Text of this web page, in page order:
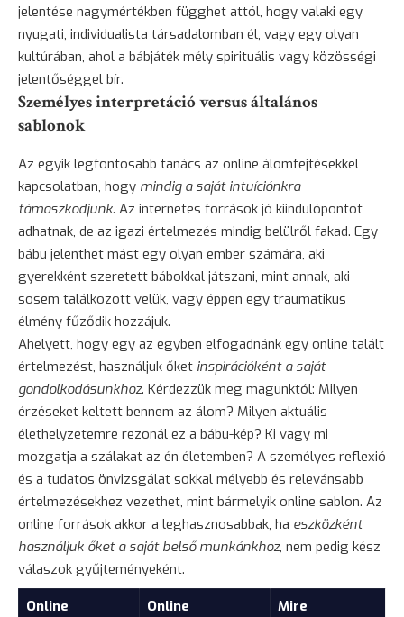
jelentése nagymértékben függhet attól, hogy valaki egy
nyugati, individualista társadalomban él, vagy egy olyan
kultúrában, ahol a bábjáték mély spirituális vagy közösségi
jelentőséggel bír.
Személyes interpretáció versus általános
sablonok
Az egyik legfontosabb tanács az online álomfejtésekkel
kapcsolatban, hogy mindig a saját intuíciónkra
támaszkodjunk. Az internetes források jó kiindulópontot
adhatnak, de az igazi értelmezés mindig belülről fakad. Egy
bábu jelenthet mást egy olyan ember számára, aki
gyerekként szeretett bábokkal játszani, mint annak, aki
sosem találkozott velük, vagy éppen egy traumatikus
élmény fűződik hozzájuk.
Ahelyett, hogy egy az egyben elfogadnánk egy online talált
értelmezést, használjuk őket inspirációként a saját
gondolkodásunkhoz. Kérdezzük meg magunktól: Milyen
érzéseket keltett bennem az álom? Milyen aktuális
élethelyzetemre rezonál ez a bábu-kép? Ki vagy mi
mozgatja a szálakat az én életemben? A személyes reflexió
és a tudatos önvizsgálat sokkal mélyebb és relevánsabb
értelmezésekhez vezethet, mint bármelyik online sablon. Az
online források akkor a leghasznosabbak, ha eszközként
használjuk őket a saját belső munkánkhoz, nem pedig kész
válaszok gyűjteményeként.
Online
Online
Mire